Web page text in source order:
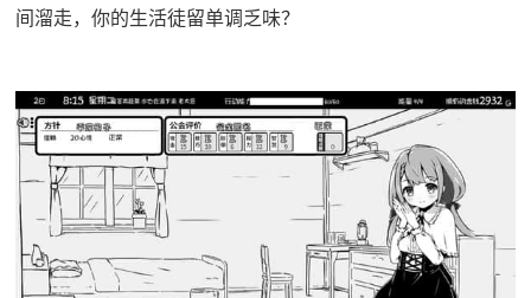
间溜走，你的生活徒留单调乏味？